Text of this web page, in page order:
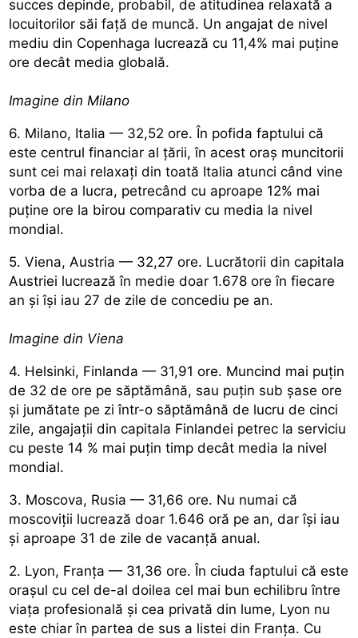
succes depinde, probabil, de atitudinea relaxată a
locuitorilor săi față de muncă. Un angajat de nivel
mediu din Copenhaga lucrează cu 11,4% mai puține
ore decât media globală.
Imagine din Milano
6. Milano, Italia — 32,52 ore. În pofida faptului că
este centrul financiar al țării, în acest oraș muncitorii
sunt cei mai relaxați din toată Italia atunci când vine
vorba de a lucra, petrecând cu aproape 12% mai
puține ore la birou comparativ cu media la nivel
mondial.
5. Viena, Austria — 32,27 ore. Lucrătorii din capitala
Austriei lucrează în medie doar 1.678 ore în fiecare
an și își iau 27 de zile de concediu pe an.
Imagine din Viena
4. Helsinki, Finlanda — 31,91 ore. Muncind mai puțin
de 32 de ore pe săptămână, sau puțin sub șase ore
și jumătate pe zi într-o săptămână de lucru de cinci
zile, angajații din capitala Finlandei petrec la serviciu
cu peste 14 % mai puțin timp decât media la nivel
mondial.
3. Moscova, Rusia — 31,66 ore. Nu numai că
moscoviții lucrează doar 1.646 oră pe an, dar își iau
și aproape 31 de zile de vacanță anual.
2. Lyon, Franța — 31,36 ore. În ciuda faptului că este
orașul cu cel de-al doilea cel mai bun echilibru între
viața profesională și cea privată din lume, Lyon nu
este chiar în partea de sus a listei din Franța. Cu